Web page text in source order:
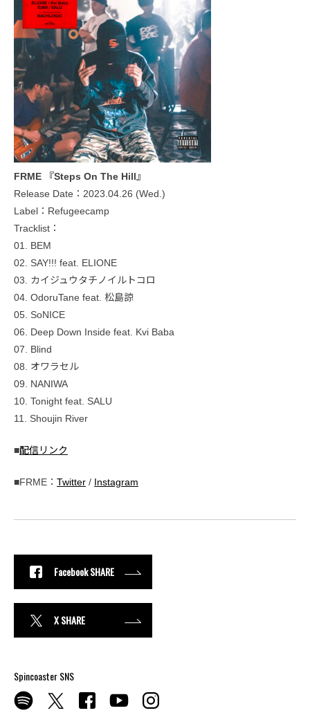
FRME 『Steps On The Hill』
Release Date：2023.04.26 (Wed.)
Label：Refugeecamp
Tracklist：
01. BEM
02. SAY!!! feat. ELIONE
03. カイジュウタチノイルトコロ
04. OdoruTane feat. 松島諒
05. SoNICE
06. Deep Down Inside feat. Kvi Baba
07. Blind
08. オワラセル
09. NANIWA
10. Tonight feat. SALU
11. Shoujin River
■配信リンク
■FRME： Twitter / Instagram
Facebook SHARE
X SHARE
Spincoaster SNS